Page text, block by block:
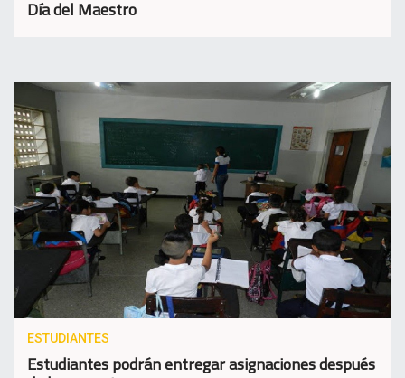
Día del Maestro
ESTUDIANTES
Estudiantes podrán entregar asignaciones después